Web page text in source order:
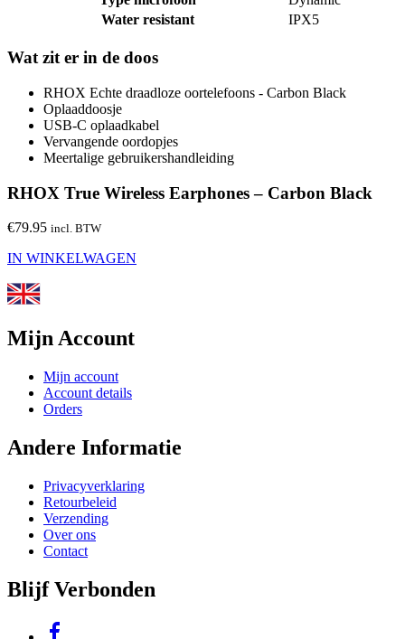
Water resistant
IPX5
Wat zit er in de doos
RHOX Echte draadloze oortelefoons - Carbon Black
Oplaaddoosje
USB-C oplaadkabel
Vervangende oordopjes
Meertalige gebruikershandleiding
RHOX True Wireless Earphones – Carbon Black
€79.95 incl. BTW
IN WINKELWAGEN
Mijn Account
Mijn account
Account details
Orders
Andere Informatie
Privacyverklaring
Retourbeleid
Verzending
Over ons
Contact
Blijf Verbonden